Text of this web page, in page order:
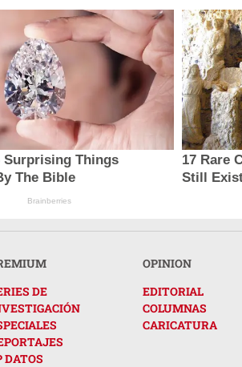
Surprising Things
The Bible
Brainberries
17 Rare
Still
DE
DATOS
OPINION
EDITORIAL
COLUMNAS
CARICATURA